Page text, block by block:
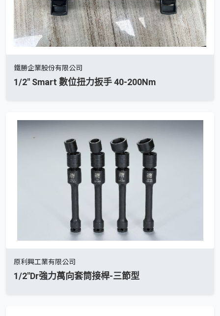
鐵勝企業股份有限公司
1/2'' Smart 數位扭力扳手 40-200Nm
原利興工業有限公司
1/2"Dr強力萬向套筒接桿-三節型